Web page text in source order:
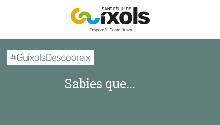
Sabies que...
Inici